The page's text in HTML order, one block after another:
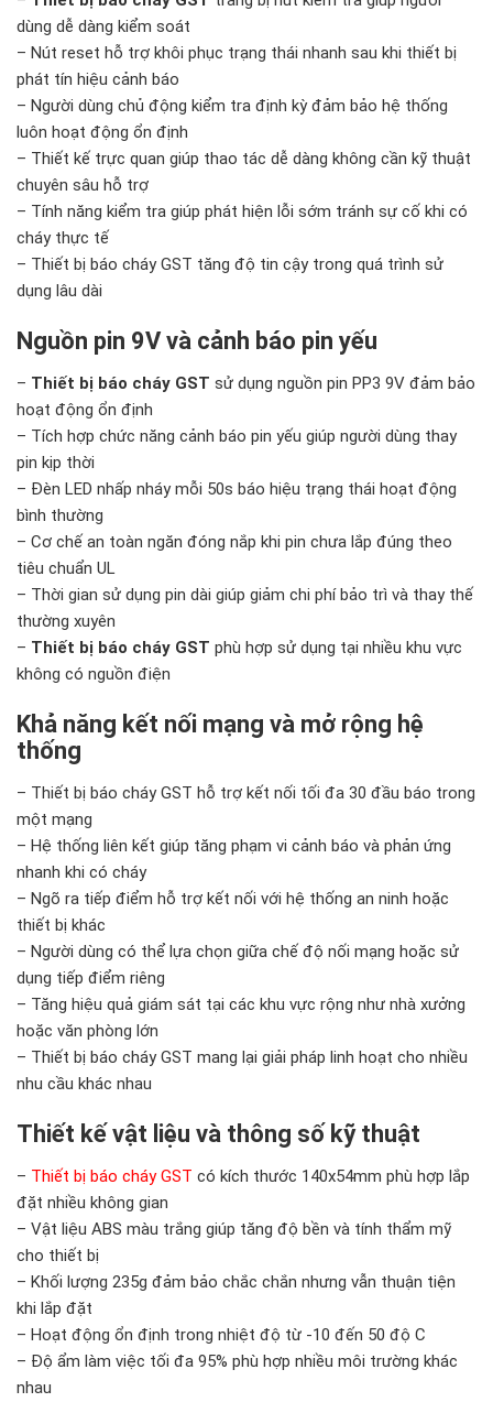
dùng dễ dàng kiểm soát
– Nút reset hỗ trợ khôi phục trạng thái nhanh sau khi thiết bị
phát tín hiệu cảnh báo
– Người dùng chủ động kiểm tra định kỳ đảm bảo hệ thống
luôn hoạt động ổn định
– Thiết kế trực quan giúp thao tác dễ dàng không cần kỹ thuật
chuyên sâu hỗ trợ
– Tính năng kiểm tra giúp phát hiện lỗi sớm tránh sự cố khi có
cháy thực tế
– Thiết bị báo cháy GST tăng độ tin cậy trong quá trình sử
dụng lâu dài
Nguồn pin 9V và cảnh báo pin yếu
– Thiết bị báo cháy GST sử dụng nguồn pin PP3 9V đảm bảo
hoạt động ổn định
– Tích hợp chức năng cảnh báo pin yếu giúp người dùng thay
pin kịp thời
– Đèn LED nhấp nháy mỗi 50s báo hiệu trạng thái hoạt động
bình thường
– Cơ chế an toàn ngăn đóng nắp khi pin chưa lắp đúng theo
tiêu chuẩn UL
– Thời gian sử dụng pin dài giúp giảm chi phí bảo trì và thay thế
thường xuyên
– Thiết bị báo cháy GST phù hợp sử dụng tại nhiều khu vực
không có nguồn điện
Khả năng kết nối mạng và mở rộng hệ
thống
– Thiết bị báo cháy GST hỗ trợ kết nối tối đa 30 đầu báo trong
một mạng
– Hệ thống liên kết giúp tăng phạm vi cảnh báo và phản ứng
nhanh khi có cháy
– Ngõ ra tiếp điểm hỗ trợ kết nối với hệ thống an ninh hoặc
thiết bị khác
– Người dùng có thể lựa chọn giữa chế độ nối mạng hoặc sử
dụng tiếp điểm riêng
– Tăng hiệu quả giám sát tại các khu vực rộng như nhà xưởng
hoặc văn phòng lớn
– Thiết bị báo cháy GST mang lại giải pháp linh hoạt cho nhiều
nhu cầu khác nhau
Thiết kế vật liệu và thông số kỹ thuật
– Thiết bị báo cháy GST có kích thước 140x54mm phù hợp lắp
đặt nhiều không gian
– Vật liệu ABS màu trắng giúp tăng độ bền và tính thẩm mỹ
cho thiết bị
– Khối lượng 235g đảm bảo chắc chắn nhưng vẫn thuận tiện
khi lắp đặt
– Hoạt động ổn định trong nhiệt độ từ -10 đến 50 độ C
– Độ ẩm làm việc tối đa 95% phù hợp nhiều môi trường khác
nhau